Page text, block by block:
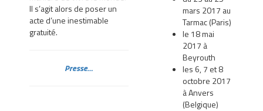
Il s’agit alors de poser un
acte d’une inestimable
gratuité.
Presse…
mars 2017 au
Tarmac (Paris)
le 18 mai
2017 à
Beyrouth
les 6, 7 et 8
octobre 2017
à Anvers
(Belgique)